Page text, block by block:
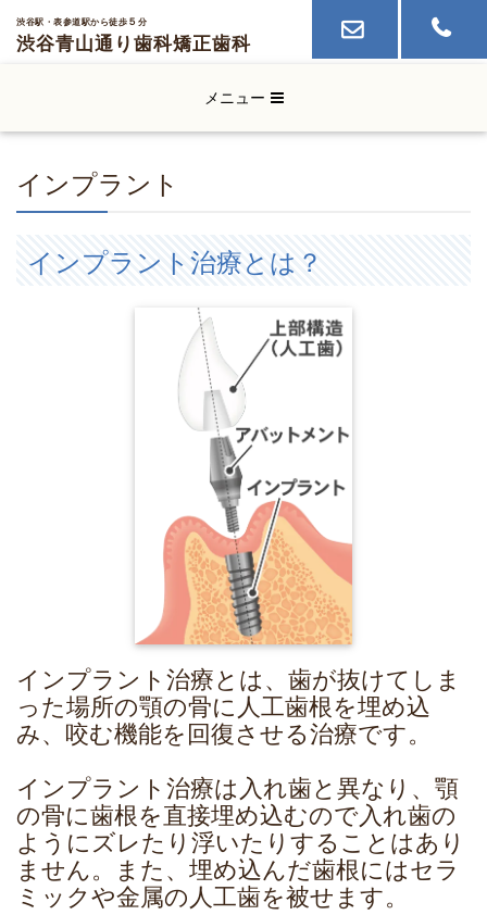
渋谷駅・表参道駅から徒歩 ５ 分
渋谷青山通り歯科矯正歯科
メニュー
インプラント
インプラント治療とは？
インプラント治療とは、歯が抜けてしま
った場所の顎の骨に人工歯根を埋め込
み、咬む機能を回復させる治療です。
インプラント治療は入れ歯と異なり、顎
の骨に歯根を直接埋め込むので入れ歯の
ようにズレたり浮いたりすることはあり
ません。また、埋め込んだ歯根にはセラ
ミックや金属の人工歯を被せます。